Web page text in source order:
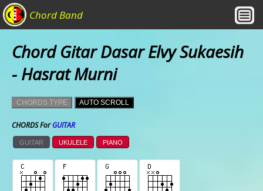
Chord Band
Chord Gitar Dasar Elvy Sukaesih
- Hasrat Murni
CHORDS TYPE AUTO SCROLL
CHORDS ForGUITAR
GUITAR UKULELE PIANO